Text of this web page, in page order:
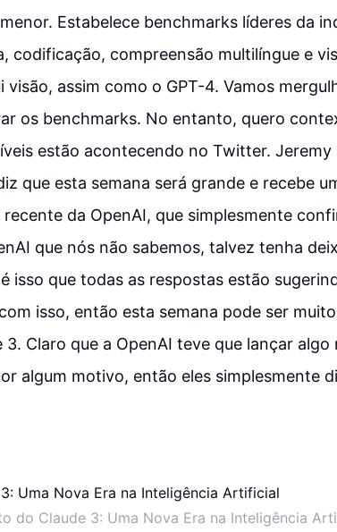
Estabelece benchmarks líderes da
codificação, compreensão multilíngue e
visão, assim como o GPT-4. Vamos
os benchmarks. No entanto, quero
estão acontecendo no Twitter.
que esta semana será grande e recebe
da OpenAI, que simplesmente
que nós não sabemos, talvez tenha
isso que todas as respostas estão
isso, então esta semana pode ser
Claro que a OpenAI teve que lançar algo
algum motivo, então eles simplesmente
do Claude 3: Uma Nova Era na Inteligência